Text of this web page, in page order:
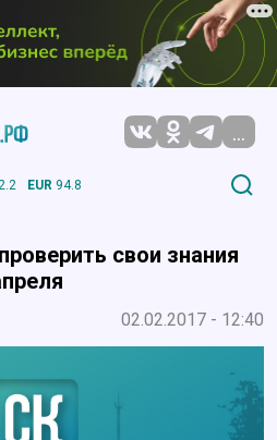
...
EUR 94.8
свои знания
02.02.2017 - 12:40